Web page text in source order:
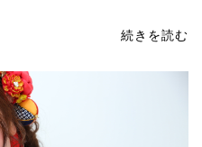
続きを読む